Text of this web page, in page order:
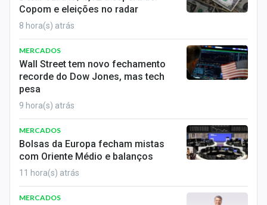
Copom e eleições no radar
8 hora(s) atrás
MERCADOS
Wall Street tem novo fechamento
recorde do Dow Jones, mas tech
pesa
9 hora(s) atrás
MERCADOS
Bolsas da Europa fecham mistas
com Oriente Médio e balanços
11 hora(s) atrás
MERCADOS